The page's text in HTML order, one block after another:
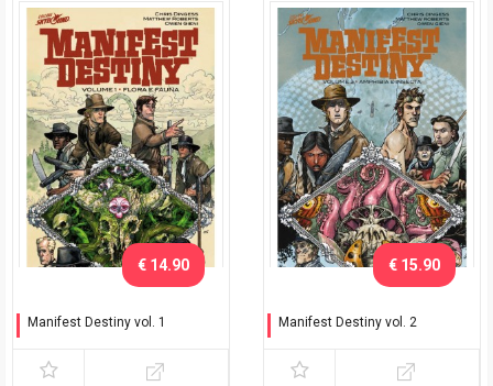
Manifest Destiny vol. 1
€ 14.90
Manifest Destiny vol. 2
€ 15.90